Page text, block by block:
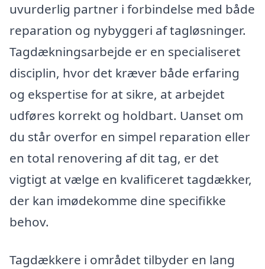
uvurderlig partner i forbindelse med både
reparation og nybyggeri af tagløsninger.
Tagdækningsarbejde er en specialiseret
disciplin, hvor det kræver både erfaring
og ekspertise for at sikre, at arbejdet
udføres korrekt og holdbart. Uanset om
du står overfor en simpel reparation eller
en total renovering af dit tag, er det
vigtigt at vælge en kvalificeret tagdækker,
der kan imødekomme dine specifikke
behov.
Tagdækkere i området tilbyder en lang